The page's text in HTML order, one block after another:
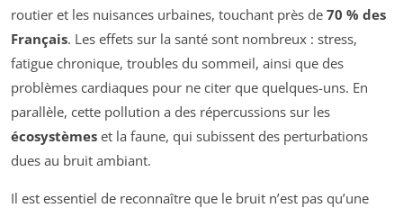
routier et les nuisances urbaines, touchant près de 70 % des
Français. Les effets sur la santé sont nombreux : stress,
fatigue chronique, troubles du sommeil, ainsi que des
problèmes cardiaques pour ne citer que quelques-uns. En
parallèle, cette pollution a des répercussions sur les
écosystèmes et la faune, qui subissent des perturbations
dues au bruit ambiant.
Il est essentiel de reconnaître que le bruit n’est pas qu’une